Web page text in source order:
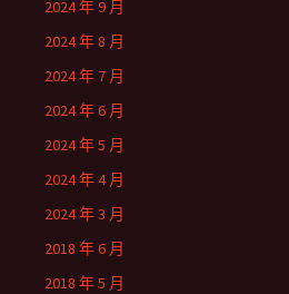
2024 年 9 月
2024 年 8 月
2024 年 7 月
2024 年 6 月
2024 年 5 月
2024 年 4 月
2024 年 3 月
2018 年 6 月
2018 年 5 月